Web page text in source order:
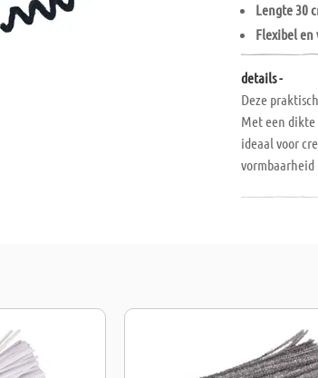
Lengte 30
Flexibel en
details -
Deze
Met een
ideaal voor